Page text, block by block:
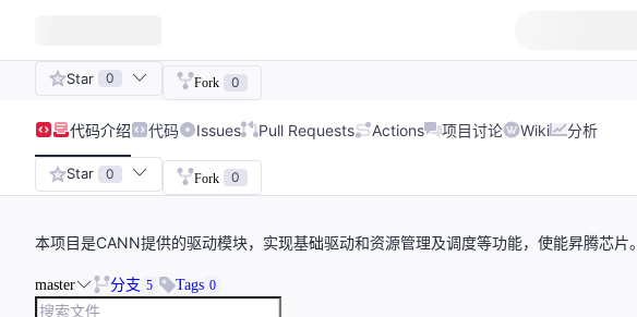
Star 0 Fork 0
代码介绍 代码 Issues Pull Requests Actions 项目讨论 Wiki 分析
Star 0 Fork 0
本项目是CANN提供的驱动模块，实现基础驱动和资源管理及调度等功能，使能昇腾芯片。
master 分支 5 Tags 0